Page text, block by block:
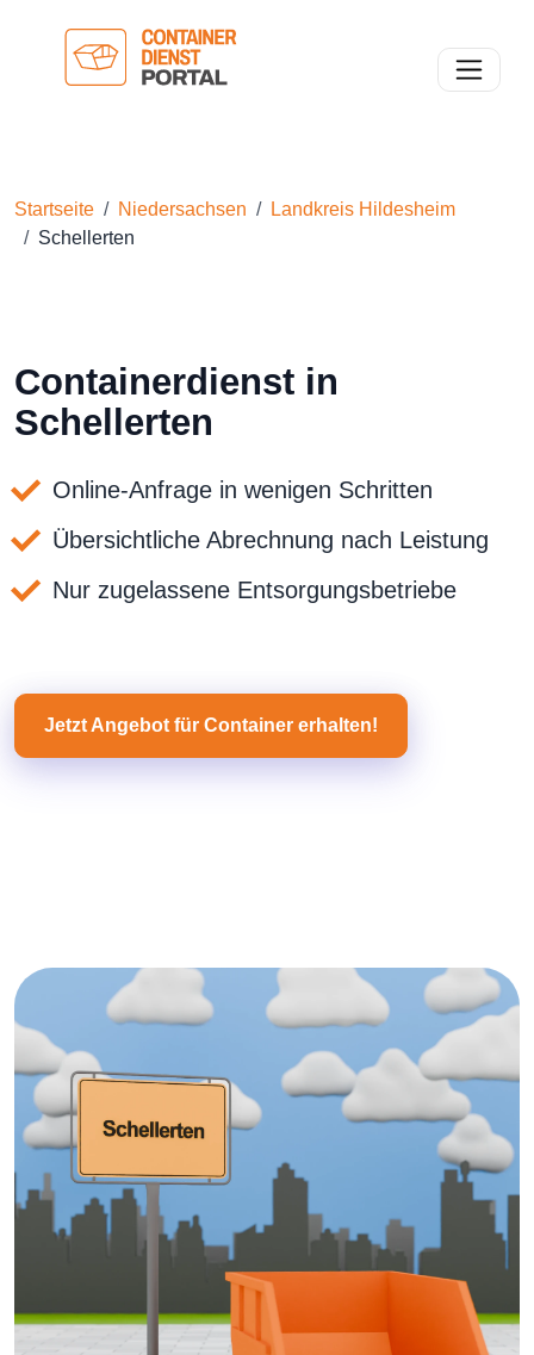
Toggle
Startseite Niedersachsen
Landkreis Hildesheim
Schellerten
Containerdienst in
Schellerten
Online-Anfrage in wenigen Schritten
Übersichtliche Abrechnung nach Leistung
Nur zugelassene Entsorgungsbetriebe
Jetzt Angebot für Container erhalten!